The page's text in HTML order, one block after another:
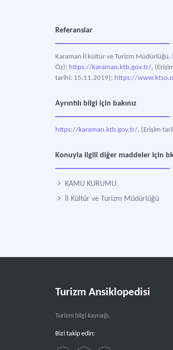
Referanslar
Karaman İl kültür ve Turizm
Öz); https://karaman.ktb.gov.tr/,
tarihi: 15.11.2019); https://
Ayrıntılı bilgi için bakınız
https://karaman.ktb.gov.tr/, (Erişim
Konuyla ilgili diğer maddeler için
KAMU KURUMU
İl Kültür ve Turizm Müdürlüğü
Turizm Ansiklopedisi
Turizm bilgi kaynağı.
Bizi takip edin: